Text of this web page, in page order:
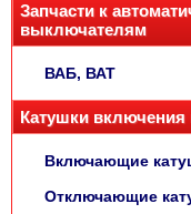
Запчасти к
выключателям
ВАБ, ВАТ
Катушки
Включающие
Отключающие